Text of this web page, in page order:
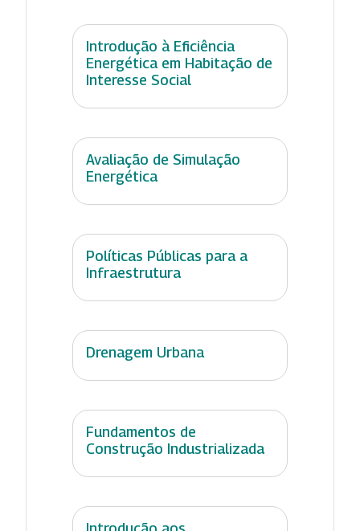
Introdução à Eficiência
Energética em Habitação de
Interesse Social
Avaliação de Simulação
Energética
Políticas Públicas para a
Infraestrutura
Drenagem Urbana
Fundamentos de
Construção Industrializada